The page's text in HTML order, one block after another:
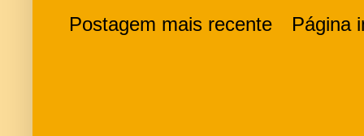
Postagem mais recente Página